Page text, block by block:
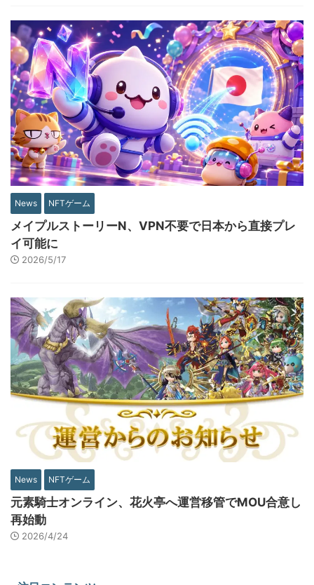
News NFTゲーム
メイプルストーリーN、VPN不要で日本から直接プレ
イ可能に
2026/5/17
News NFTゲーム
元素騎士オンライン、花火亭へ運営移管でMOU合意し
再始動
2026/4/24